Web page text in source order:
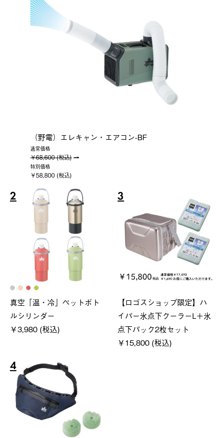
（野電）エレキャン・エアコン-BF
通常価格
￥68,600 (税込)
特別価格
￥58,800 (税込)
2
真空「温・冷」ペットボト
ルシリンダー
￥3,980 (税込)
3
【ロゴスショップ限定】ハ
イパー氷点下クーラーL＋氷
点下パック2枚セット
￥15,800 (税込)
4